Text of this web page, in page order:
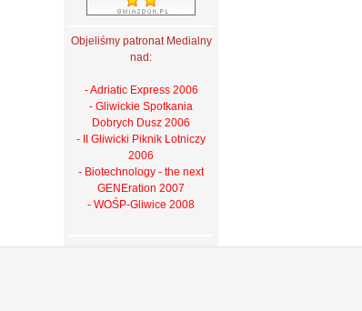
Objeliśmy patronat Medialny
nad:
- Adriatic Express 2006
- Gliwickie Spotkania
Dobrych Dusz 2006
- II Gliwicki Piknik Lotniczy
2006
- Biotechnology - the next
GENEration 2007
- WOŚP-Gliwice 2008